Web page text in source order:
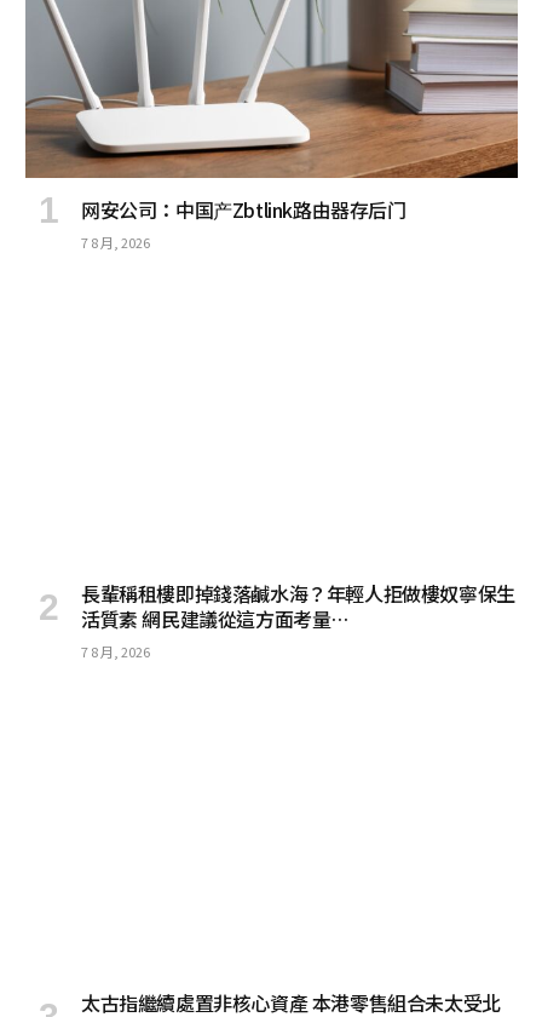
网安公司：中国产Zbtlink路由器存后门
7 8 月, 2026
長輩稱租樓即掉錢落鹹水海？年輕人拒做樓奴寧保生
活質素 網民建議從這方面考量…
7 8 月, 2026
太古指繼續處置非核心資產 本港零售組合未太受北